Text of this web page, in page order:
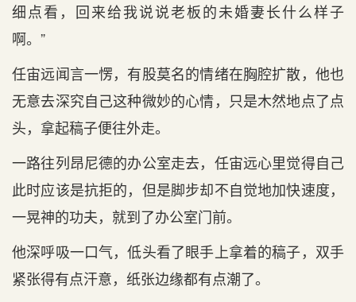
细点看，回来给我说说老板的未婚妻长什么样子
啊。”
任宙远闻言一愣，有股莫名的情绪在胸腔扩散，他也
无意去深究自己这种微妙的心情，只是木然地点了点
头，拿起稿子便往外走。
一路往列昂尼德的办公室走去，任宙远心里觉得自己
此时应该是抗拒的，但是脚步却不自觉地加快速度，
一晃神的功夫，就到了办公室门前。
他深呼吸一口气，低头看了眼手上拿着的稿子，双手
紧张得有点汗意，纸张边缘都有点潮了。